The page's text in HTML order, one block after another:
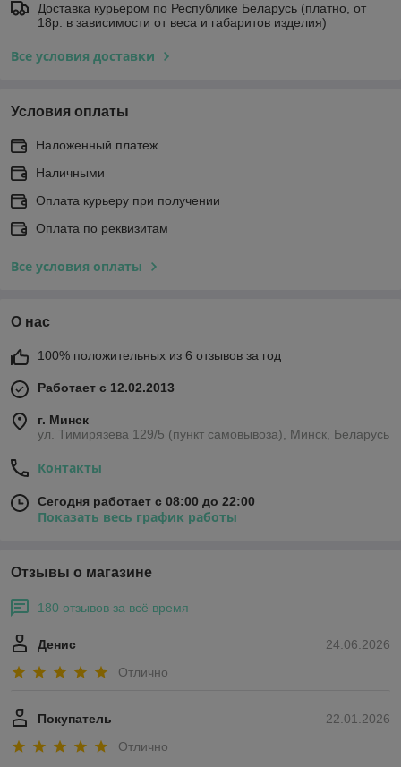
Доставка курьером по Республике Беларусь (платно, от
18р. в зависимости от веса и габаритов изделия)
Все условия доставки
Условия оплаты
Наложенный платеж
Наличными
Оплата курьеру при получении
Оплата по реквизитам
Все условия оплаты
О нас
100% положительных из 6 отзывов за год
Работает с 12.02.2013
г. Минск
ул. Тимирязева 129/5 (пункт самовывоза), Минск, Беларусь
Контакты
Сегодня работает с 08:00 до 22:00
Показать весь график работы
Отзывы о магазине
180 отзывов за всё время
24.06.2026
Денис
Отлично
22.01.2026
Покупатель
Отлично